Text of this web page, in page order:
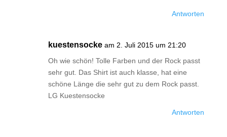
Antworten
kuestensocke am 2. Juli 2015 um 21:20
Oh wie schön! Tolle Farben und der Rock passt
sehr gut. Das Shirt ist auch klasse, hat eine
schöne Länge die sehr gut zu dem Rock passt.
LG Kuestensocke
Antworten